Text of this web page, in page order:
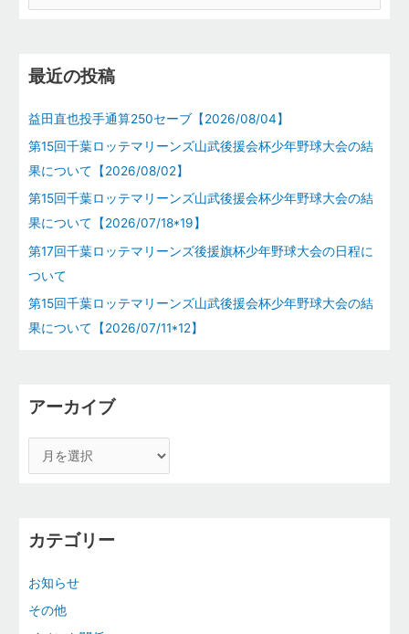
象
最近の投稿
益田直也投手通算250セーブ【2026/08/04】
第15回千葉ロッテマリーンズ山武後援会杯少年野球大会の結
果について【2026/08/02】
第15回千葉ロッテマリーンズ山武後援会杯少年野球大会の結
果について【2026/07/18*19】
第17回千葉ロッテマリーンズ後援旗杯少年野球大会の日程に
ついて
第15回千葉ロッテマリーンズ山武後援会杯少年野球大会の結
果について【2026/07/11*12】
アーカイブ
カテゴリー
お知らせ
その他